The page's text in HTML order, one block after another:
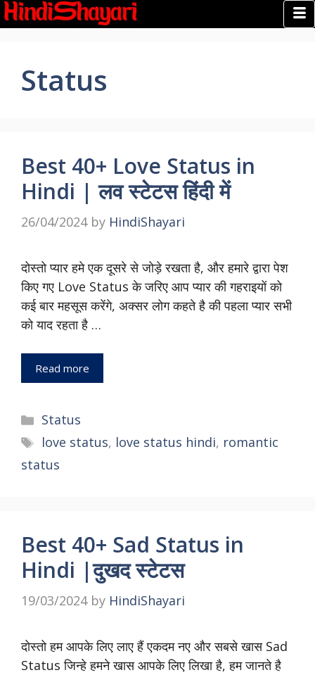
Status
Best 40+ Love Status in
Hindi | लव स्टेटस हिंदी में
26/04/2024 by HindiShayari
दोस्तो प्यार हमे एक दूसरे से जोड़े रखता है, और हमारे द्वारा पेश
किए गए Love Status के जरिए आप प्यार की गहराइयों को
कई बार महसूस करेंगे, अक्सर लोग कहते है की पहला प्यार सभी
को याद रहता है …
Read more
Status
love status, love status hindi, romantic
status
Best 40+ Sad Status in
Hindi |दुखद स्टेटस
19/03/2024 by HindiShayari
दोस्तो हम आपके लिए लाए हैं एकदम नए और सबसे खास Sad
Status जिन्हे हमने खास आपके लिए लिखा है, हम जानते है